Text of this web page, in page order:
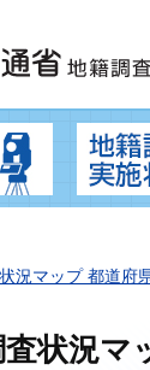
地籍調査の
況マップ 都道府
状況マ